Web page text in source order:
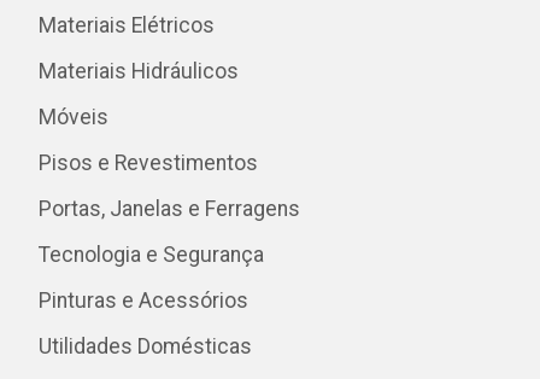
Materiais Elétricos
Materiais Hidráulicos
Móveis
Pisos e Revestimentos
Portas, Janelas e Ferragens
Tecnologia e Segurança
Pinturas e Acessórios
Utilidades Domésticas